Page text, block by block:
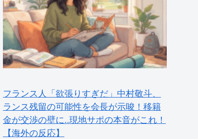
フランス人「欲張りすぎだ」中村敬斗、
ランス残留の可能性を会長が示唆！移籍
金が交渉の壁に..現地サポの本音がこれ！
【海外の反応】